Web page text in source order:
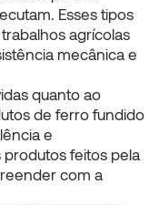
Esses tipos
agrícolas
mecânica e
quanto ao
de ferro fundido
e
feitos pela
com a